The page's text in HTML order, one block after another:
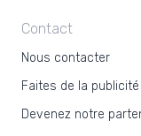
Contact
Nous contacter
Faites de la
Devenez notre